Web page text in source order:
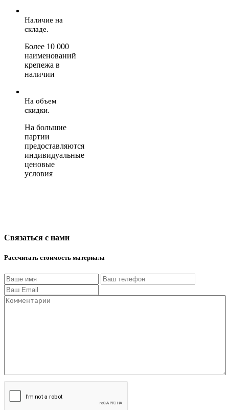
Наличие на
складе.
Более 10 000
наименований
крепежа в
наличии
На объем
скидки.
На большие
партии
предоставляются
индивидуальные
ценовые
условия
Связаться с нами
Рассчитать стоимость материала